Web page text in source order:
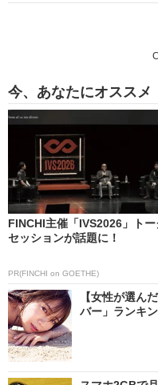
今、あなたにオススメ
FINCHI主催「IVS2026」トー
セッションが話題に！
PR(FINCHI on GOETHE)
【女性が選ん
バー」ランキ